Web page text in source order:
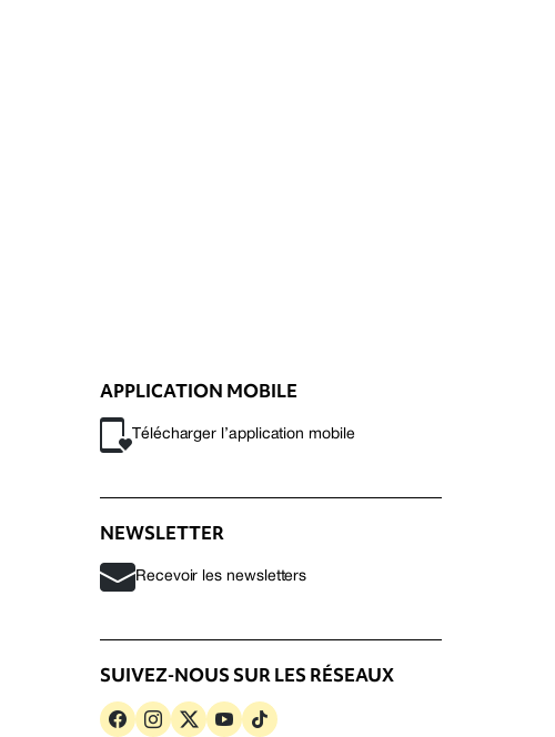
APPLICATION MOBILE
Télécharger l’application mobile
NEWSLETTER
Recevoir les newsletters
SUIVEZ-NOUS SUR LES RÉSEAUX